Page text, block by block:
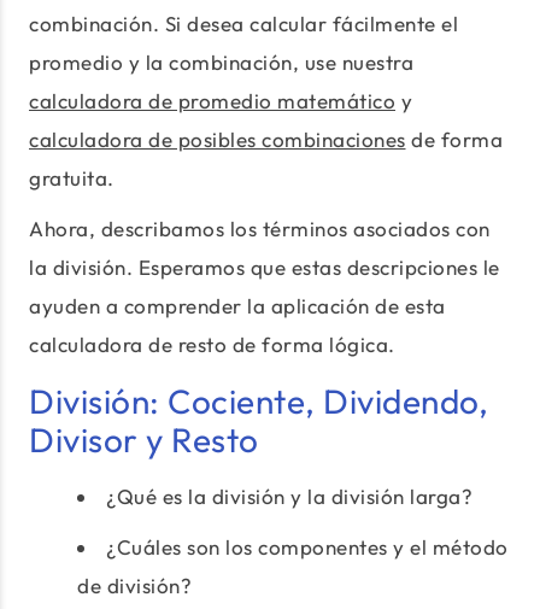
combinación. Si desea calcular fácilmente el
promedio y la combinación, use nuestra
calculadora de promedio matemático y
calculadora de posibles combinaciones de forma
gratuita.
Ahora, describamos los términos asociados con
la división. Esperamos que estas descripciones le
ayuden a comprender la aplicación de esta
calculadora de resto de forma lógica.
División: Cociente, Dividendo,
Divisor y Resto
¿Qué es la división y la división larga?
¿Cuáles son los componentes y el método
de división?